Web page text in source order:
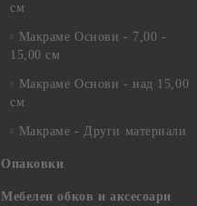
см
Макраме Основи - 7,00 -
15,00 см
Макраме Основи - над 15,00
см
Макраме - Други материали
Опаковки
Мебелен обков и аксесоари